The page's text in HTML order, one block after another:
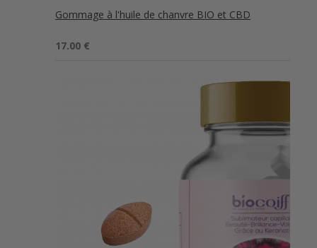
Gommage à l'huile de chanvre BIO et CBD
Note 5.00
17.00 €